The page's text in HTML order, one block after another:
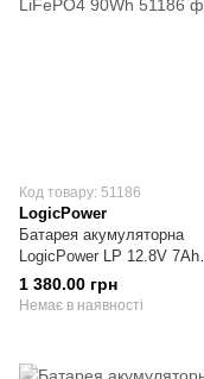
Код товару: 51186
LogicPower
Батарея акумуляторна
LogicPower LP 12.8V 7Ah
LiFePO4 90Wh
1 380.00 грн
Немає в наявності